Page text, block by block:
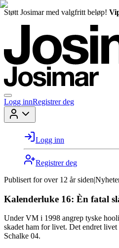
Støtt Josimar med valgfritt beløp!
Logg innRegistrer deg
Logg inn
Registrer deg
Publisert for over 12 år siden|
Kalenderluke 16: Èn fatal
Under VM i 1998 angrep tyske
skadet ham for livet. Det endret
Schalke 04.